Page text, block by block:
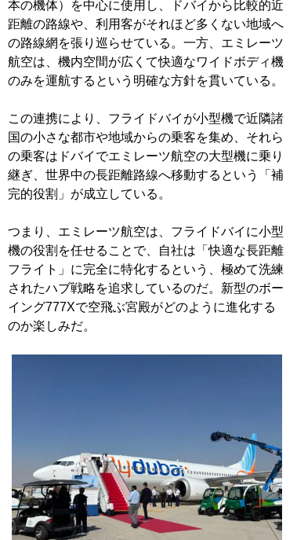
本の機体）を中心に使用し、ドバイから比較的近
距離の路線や、利用客がそれほど多くない地域へ
の路線網を張り巡らせている。一方、エミレーツ
航空は、機内空間が広くて快適なワイドボディ機
のみを運航するという明確な方針を貫いている。
この連携により、フライドバイが小型機で近隣諸
国の小さな都市や地域からの乗客を集め、それら
の乗客はドバイでエミレーツ航空の大型機に乗り
継ぎ、世界中の長距離路線へ移動するという「補
完的役割」が成立している。
つまり、エミレーツ航空は、フライドバイに小型
機の役割を任せることで、自社は「快適な長距離
フライト」に完全に特化するという、極めて洗練
されたハブ戦略を追求しているのだ。新型のボー
イング777Xで空飛ぶ宮殿がどのように進化する
のか楽しみだ。